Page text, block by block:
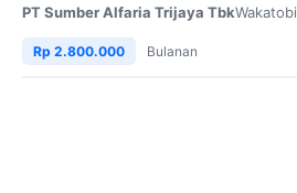
PT Sumber Alfaria Trijaya TbkWakatobi
Rp 2.800.000 Bulanan